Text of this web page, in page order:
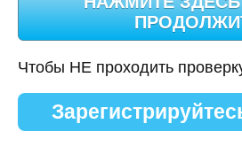
Чтобы НЕ проходить